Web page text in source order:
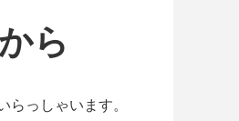
ら
っしゃいます。